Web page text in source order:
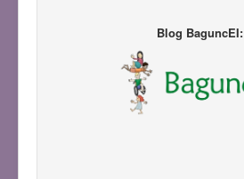
Blog BaguncEI: